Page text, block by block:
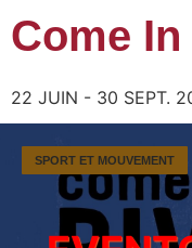
Come
22 JUIN - 30 SEPT.
SPORT ET MOUVEMENT